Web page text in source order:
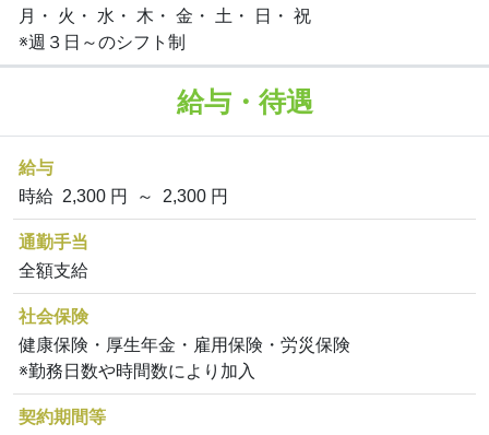
月・ 火・ 水・ 木・ 金・ 土・ 日・ 祝
※週３日～のシフト制
給与・待遇
給与
時給 2,300 円 ～ 2,300 円
通勤手当
全額支給
社会保険
健康保険・厚生年金・雇用保険・労災保険
※勤務日数や時間数により加入
契約期間等